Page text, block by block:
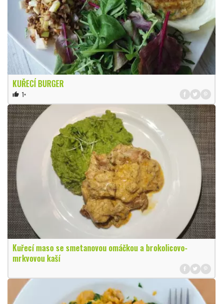
KUŘECÍ BURGER
thumb_up 1×
Kuřecí maso se smetanovou omáčkou a brokolicovo-
mrkvovou kaší